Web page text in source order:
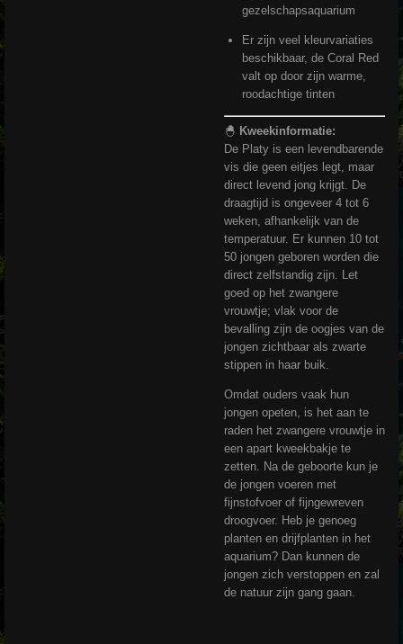
gezelschapsaquarium
Er zijn veel kleurvariaties
beschikbaar, de Coral Red
valt op door zijn warme,
roodachtige tinten
🐣 Kweekinformatie:
De Platy is een levendbarende
vis die geen eitjes legt, maar
direct levend jong krijgt. De
draagtijd is ongeveer 4 tot 6
weken, afhankelijk van de
temperatuur. Er kunnen 10 tot
50 jongen geboren worden die
direct zelfstandig zijn. Let
goed op het zwangere
vrouwtje; vlak voor de
bevalling zijn de oogjes van de
jongen zichtbaar als zwarte
stippen in haar buik.
Omdat ouders vaak hun
jongen opeten, is het aan te
raden het zwangere vrouwtje in
een apart kweekbakje te
zetten. Na de geboorte kun je
de jongen voeren met
fijnstofvoer of fijngewreven
droogvoer. Heb je genoeg
planten en drijfplanten in het
aquarium? Dan kunnen de
jongen zich verstoppen en zal
de natuur zijn gang gaan.